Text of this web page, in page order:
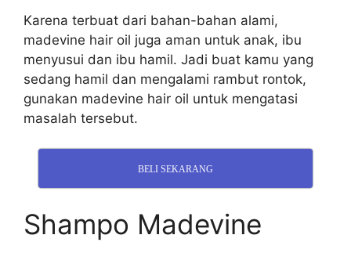
Karena terbuat dari bahan-bahan alami,
madevine hair oil juga aman untuk anak, ibu
menyusui dan ibu hamil. Jadi buat kamu yang
sedang hamil dan mengalami rambut rontok,
gunakan madevine hair oil untuk mengatasi
masalah tersebut.
BELI SEKARANG
Shampo Madevine